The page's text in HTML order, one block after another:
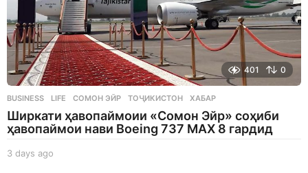
401 0
BUSINESS ,LIFE СОМОН ЭЙР ,ТОҶИКИСТОН ,ХАБАР
Ширкати ҳавопаймоии «Сомон Эйр» соҳиби
ҳавопаймои нави Boeing 737 MAX 8 гардид
3 days ago